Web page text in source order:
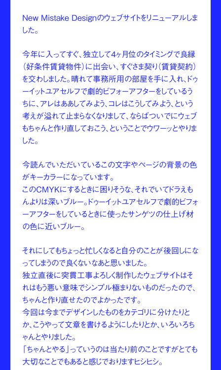
New Mistake Designのウェブサイトをリニューアルしま
した。
今年に入ってすぐ、独立して4ヶ月位のタイミングで良縁
（好条件賃貸物件）に出会い、すぐさま契り（賃貸契約）
を交わしました。晴れて事務所用の部屋を手に入れ、ドゥ
ーイットユアセルフで劇的ビフォーアフターをしているう
ちに、アレはああしてみよう、コレはこうしてみよう、という
考えが溢れて止まらなくなりまして、ならばついでにウェブ
もちゃんと作り直しておこう、ということでウワーッとやりま
した。
今読んでいただいているこの文字やページの背景の色
がキーカラーになっています。
このCMYKにするときに困りそうな、それでいてドラえも
んよりは深いブルー。ドゥーイットユアセルフで劇的ビフォ
ーアフターをしているときに使ったサンゲツの仕上げ材
の色に近いブルー。
それにしてもちょっと忙しくなると自分のことが後回しにな
ってしまうので良くないなあと思いました。
独立直後に突貫工事よろしく制作したウェブサイトはそ
れはもう悪い意味でシンプル極まりないものだったので、
ちゃんと作り直せたのでよかったです。
今回は今までデザインしたものをカテゴリに分けたりと
か、こうやって文章を書けるようにしたりとか、いろいろち
ゃんとやりました。
「ちゃんとやる」っていうのは当たり前のことですがとても
大切なことでもあると感じでおりますヒシヒシ。